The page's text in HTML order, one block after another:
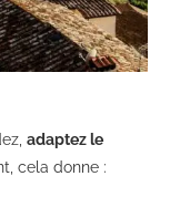
adaptez le
cela donne :